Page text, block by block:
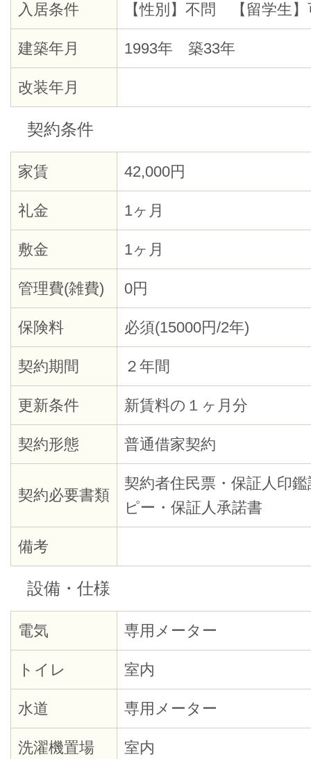
入居条件 【性別】不問 【留学生】
建築年月 1993年 築33年
改装年月
契約条件
家賃 42,000円
礼金 1ヶ月
敷金 1ヶ月
管理費(雑費) 0円
保険料 必須(15000円/2年)
契約期間 ２年間
更新条件 新賃料の１ヶ月分
契約形態 普通借家契約
契約必要書類
契約者住民票・保証人印
ピー・保証人承諾書
備考
設備・仕様
電気 専用メーター
トイレ 室内
水道 専用メーター
洗濯機置場 室内